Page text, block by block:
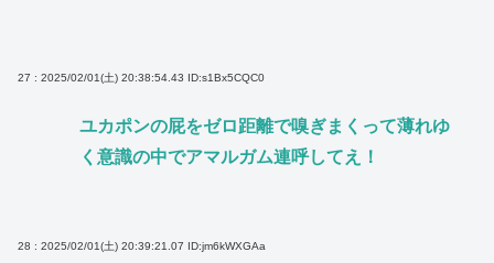
27 : 2025/02/01(土) 20:38:54.43 ID:s1Bx5CQC0
ユカポンの屁をゼロ距離で嗅ぎまくって薄れゆ
く意識の中でアマルガム連呼してえ！
28 : 2025/02/01(土) 20:39:21.07 ID:jm6kWXGAa